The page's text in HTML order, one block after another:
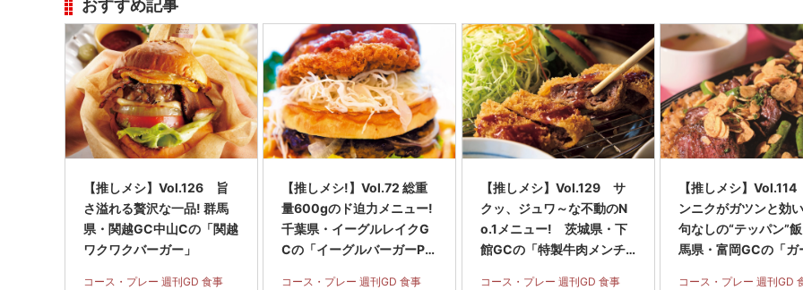
おすすめ記事
【推しメシ】Vol.126 旨
さ溢れる贅沢な一品! 群馬
県・関越GC中山Cの「関越
ワクワクバーガー」
コース・プレー 週刊GD 食事
【推しメシ!】Vol.72 総重
量600gのド迫力メニュー!
千葉県・イーグルレイクG
Cの「イーグルバーガーPa
コース・プレー 週刊GD 食事
【推しメシ】Vol.129 サ
クッ、ジュワ～な不動のN
o.1メニュー! 茨城県・下
館GCの「特製牛肉メンチ
コース・プレー 週刊GD 食事
【推しメシ】
ンニクがガツンと効
句なしの“テッパン”
馬県・富岡GCの「ガ
コース・プレー 週刊GD